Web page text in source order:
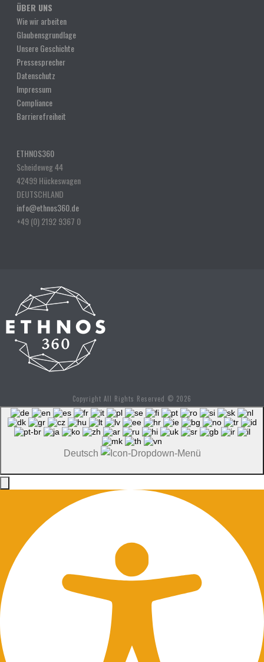
ÜBER UNS
Wie wir arbeiten
Glaubensgrundlage
Unsere Geschichte
Pressesprecher
Datenschutz
Impressum
Compliance
Barrierefreiheit
ETHNOS360
Scheideweg 44
42499 Hückeswagen
DEUTSCHLAND
info@ethnos360.de
+49 (0) 2192 9367 0
Copyright All Rights Reserved © 2026
Deutsch